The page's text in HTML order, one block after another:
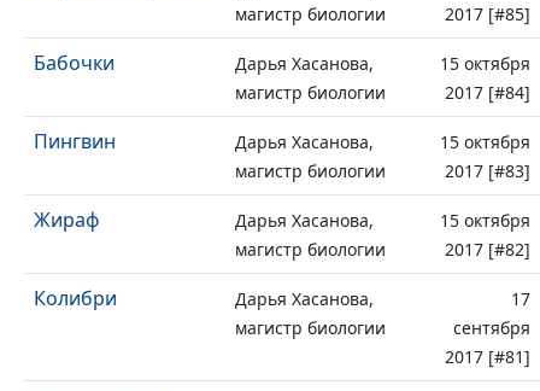
магистр биологии
2017 [#85]
Бабочки
Дарья Хасанова,
магистр биологии
15 октября
2017 [#84]
Пингвин
Дарья Хасанова,
магистр биологии
15 октября
2017 [#83]
Жираф
Дарья Хасанова,
магистр биологии
15 октября
2017 [#82]
Колибри
Дарья Хасанова,
магистр биологии
17
сентября
2017 [#81]